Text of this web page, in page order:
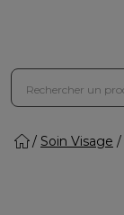
Soin Visage